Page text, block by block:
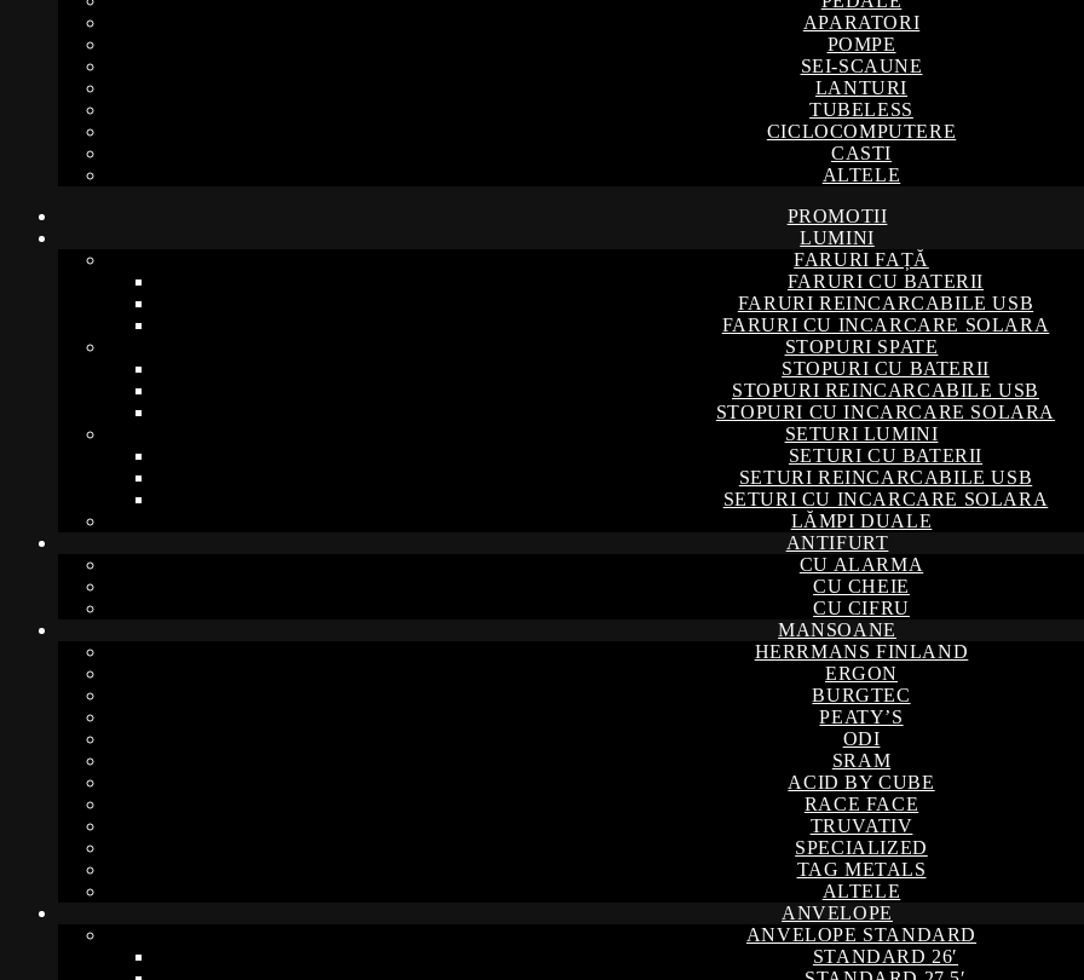
APARATORI
POMPE
SEI-SCAUNE
LANTURI
TUBELESS
CICLOCOMPUTERE
CASTI
ALTELE
PROMOTII
LUMINI
FARURI FAȚĂ
FARURI CU BATERII
FARURI REINCARCABILE USB
FARURI CU INCARCARE SOLARA
STOPURI SPATE
STOPURI CU BATERII
STOPURI REINCARCABILE USB
STOPURI CU INCARCARE SOLARA
SETURI LUMINI
SETURI CU BATERII
SETURI REINCARCABILE USB
SETURI CU INCARCARE SOLARA
LĂMPI DUALE
ANTIFURT
CU ALARMA
CU CHEIE
CU CIFRU
MANSOANE
HERRMANS FINLAND
ERGON
BURGTEC
PEATY’S
ODI
SRAM
ACID BY CUBE
RACE FACE
TRUVATIV
SPECIALIZED
TAG METALS
ALTELE
ANVELOPE
ANVELOPE STANDARD
STANDARD 26′